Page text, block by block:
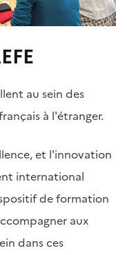
au sein des
à l'étranger.
et l'innovation
international
de formation
aux
dans ces